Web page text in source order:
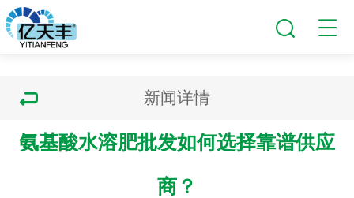
新闻详情
氨基酸水溶肥批发如何选择靠谱供应
商？